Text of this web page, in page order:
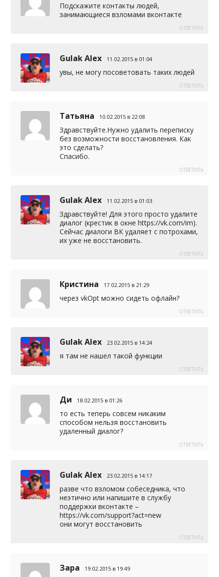
Подскажите контакты людей,
занимающиеся взломами вконтакте
ОТВЕТИТЬ
Gulak Alex 11.02.2015 в 01:04
увы, не могу посоветовать таких людей
ОТВЕТИТЬ
Татьяна 10.02.2015 в 22:08
Здравствуйте.Нужно удалить переписку
без возможности восстановления. Как
это сделать?
Спасибо.
ОТВЕТИТЬ
Gulak Alex 11.02.2015 в 01:03
Здравствуйте! Для этого просто удалите
диалог (крестик в окнеhttps://vk.com/im).
Сейчас диалоги ВК удаляет с потрохами,
их уже не восстановить.
ОТВЕТИТЬ
Кристина 17.02.2015 в 21:29
через vkOpt можно сидеть офлайн?
ОТВЕТИТЬ
Gulak Alex 23.02.2015 в 14:24
я там не нашел такой функции
ОТВЕТИТЬ
Ди 18.02.2015 в 01:26
то есть теперь совсем никаким
способом нельзя восстановить
удаленный диалог?
ОТВЕТИТЬ
Gulak Alex 23.02.2015 в 14:17
разве что взломом собеседника, что
неэтично или напишите в службу
поддержки вконтакте –
https://vk.com/support?act=new
они могут восстановить
ОТВЕТИТЬ
Зара 19.02.2015 в 19:49